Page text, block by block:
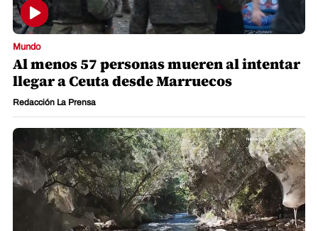
Mundo
Al menos 57 personas mueren al intentar
llegar a Ceuta desde Marruecos
Redacción La Prensa